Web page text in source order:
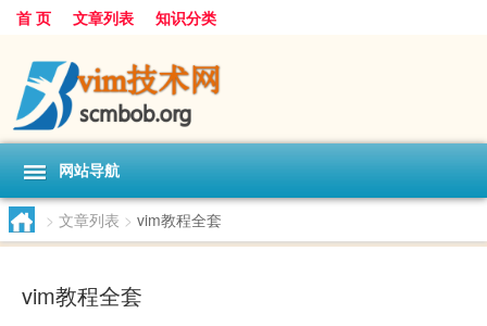
首 页 文章列表 知识分类
网站导航
> 文章列表 > vim教程全套
vim教程全套